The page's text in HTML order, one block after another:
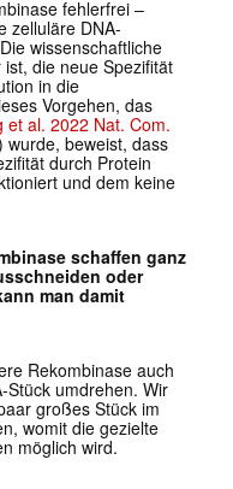
fehlerfrei –
zelluläre DNA-
wissenschaftliche
ist, die neue Spezifität
in die
Vorgehen, das
et al. 2022 Nat. Com.
wurde, beweist, dass
durch Protein
und dem keine
schaffen ganz
oder
man damit
Rekombinase auch
Stück umdrehen. Wir
großes Stück im
womit die gezielte
möglich wird.